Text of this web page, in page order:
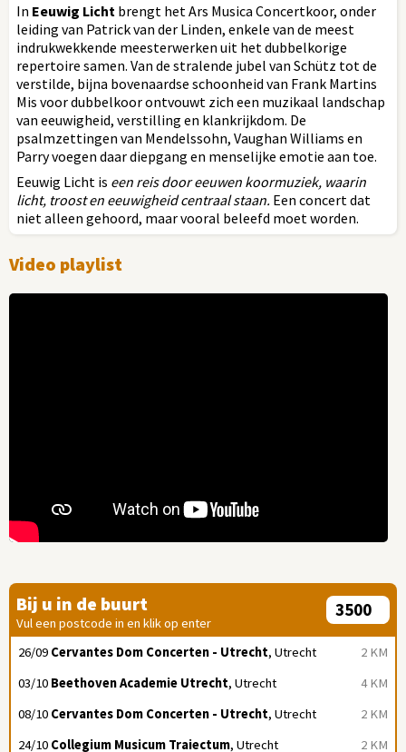
In Eeuwig Licht brengt het Ars Musica Concertkoor, onder
leiding van Patrick van der Linden, enkele van de meest
indrukwekkende meesterwerken uit het dubbelkorige
repertoire samen. Van de stralende jubel van Schütz tot de
verstilde, bijna bovenaardse schoonheid van Frank Martins
Mis voor dubbelkoor ontvouwt zich een muzikaal landschap
van eeuwigheid, verstilling en klankrijkdom. De
psalmzettingen van Mendelssohn, Vaughan Williams en
Parry voegen daar diepgang en menselijke emotie aan toe.
Eeuwig Licht is een reis door eeuwen koormuziek, waarin
licht, troost en eeuwigheid centraal staan. Een concert dat
niet alleen gehoord, maar vooral beleefd moet worden.
Video playlist
Bij u in de buurt
Vul een postcode in en klik op enter
2 KM
26/09 Cervantes Dom Concerten - Utrecht, Utrecht
4 KM
03/10 Beethoven Academie Utrecht, Utrecht
2 KM
08/10 Cervantes Dom Concerten - Utrecht, Utrecht
2 KM
24/10 Collegium Musicum Traiectum, Utrecht